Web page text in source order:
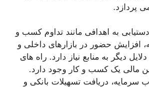
پردازد.
به اهدافی مانند تداوم کسب و
افزایش حضور در بازارهای داخلی و
دیگر به منابع نیاز دارد. راه های
مالی یک کسب و کار وجود دارد.
سرمایه، دریافت تسهیلات بانکی و